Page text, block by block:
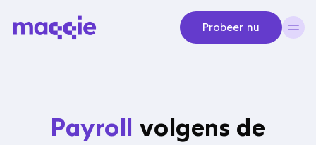
Probeer nu
Payroll volgens de